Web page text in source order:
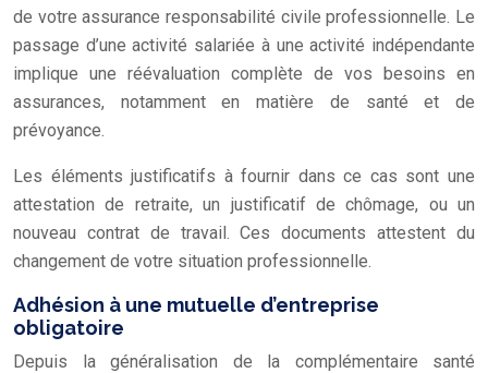
de votre assurance responsabilité civile professionnelle. Le
passage d’une activité salariée à une activité indépendante
implique une réévaluation complète de vos besoins en
assurances, notamment en matière de santé et de
prévoyance.
Les éléments justificatifs à fournir dans ce cas sont une
attestation de retraite, un justificatif de chômage, ou un
nouveau contrat de travail. Ces documents attestent du
changement de votre situation professionnelle.
Adhésion à une mutuelle d’entreprise
obligatoire
Depuis la généralisation de la complémentaire santé